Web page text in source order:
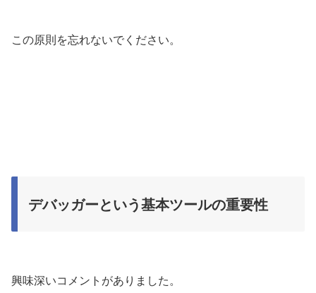
この原則を忘れないでください。
デバッガーという基本ツールの重要性
興味深いコメントがありました。